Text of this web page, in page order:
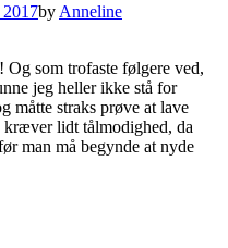
2017by Anneline
som trofaste følgere ved,
jeg heller ikke stå for
måtte straks prøve at lave
kræver lidt tålmodighed, da
man må begynde at nyde